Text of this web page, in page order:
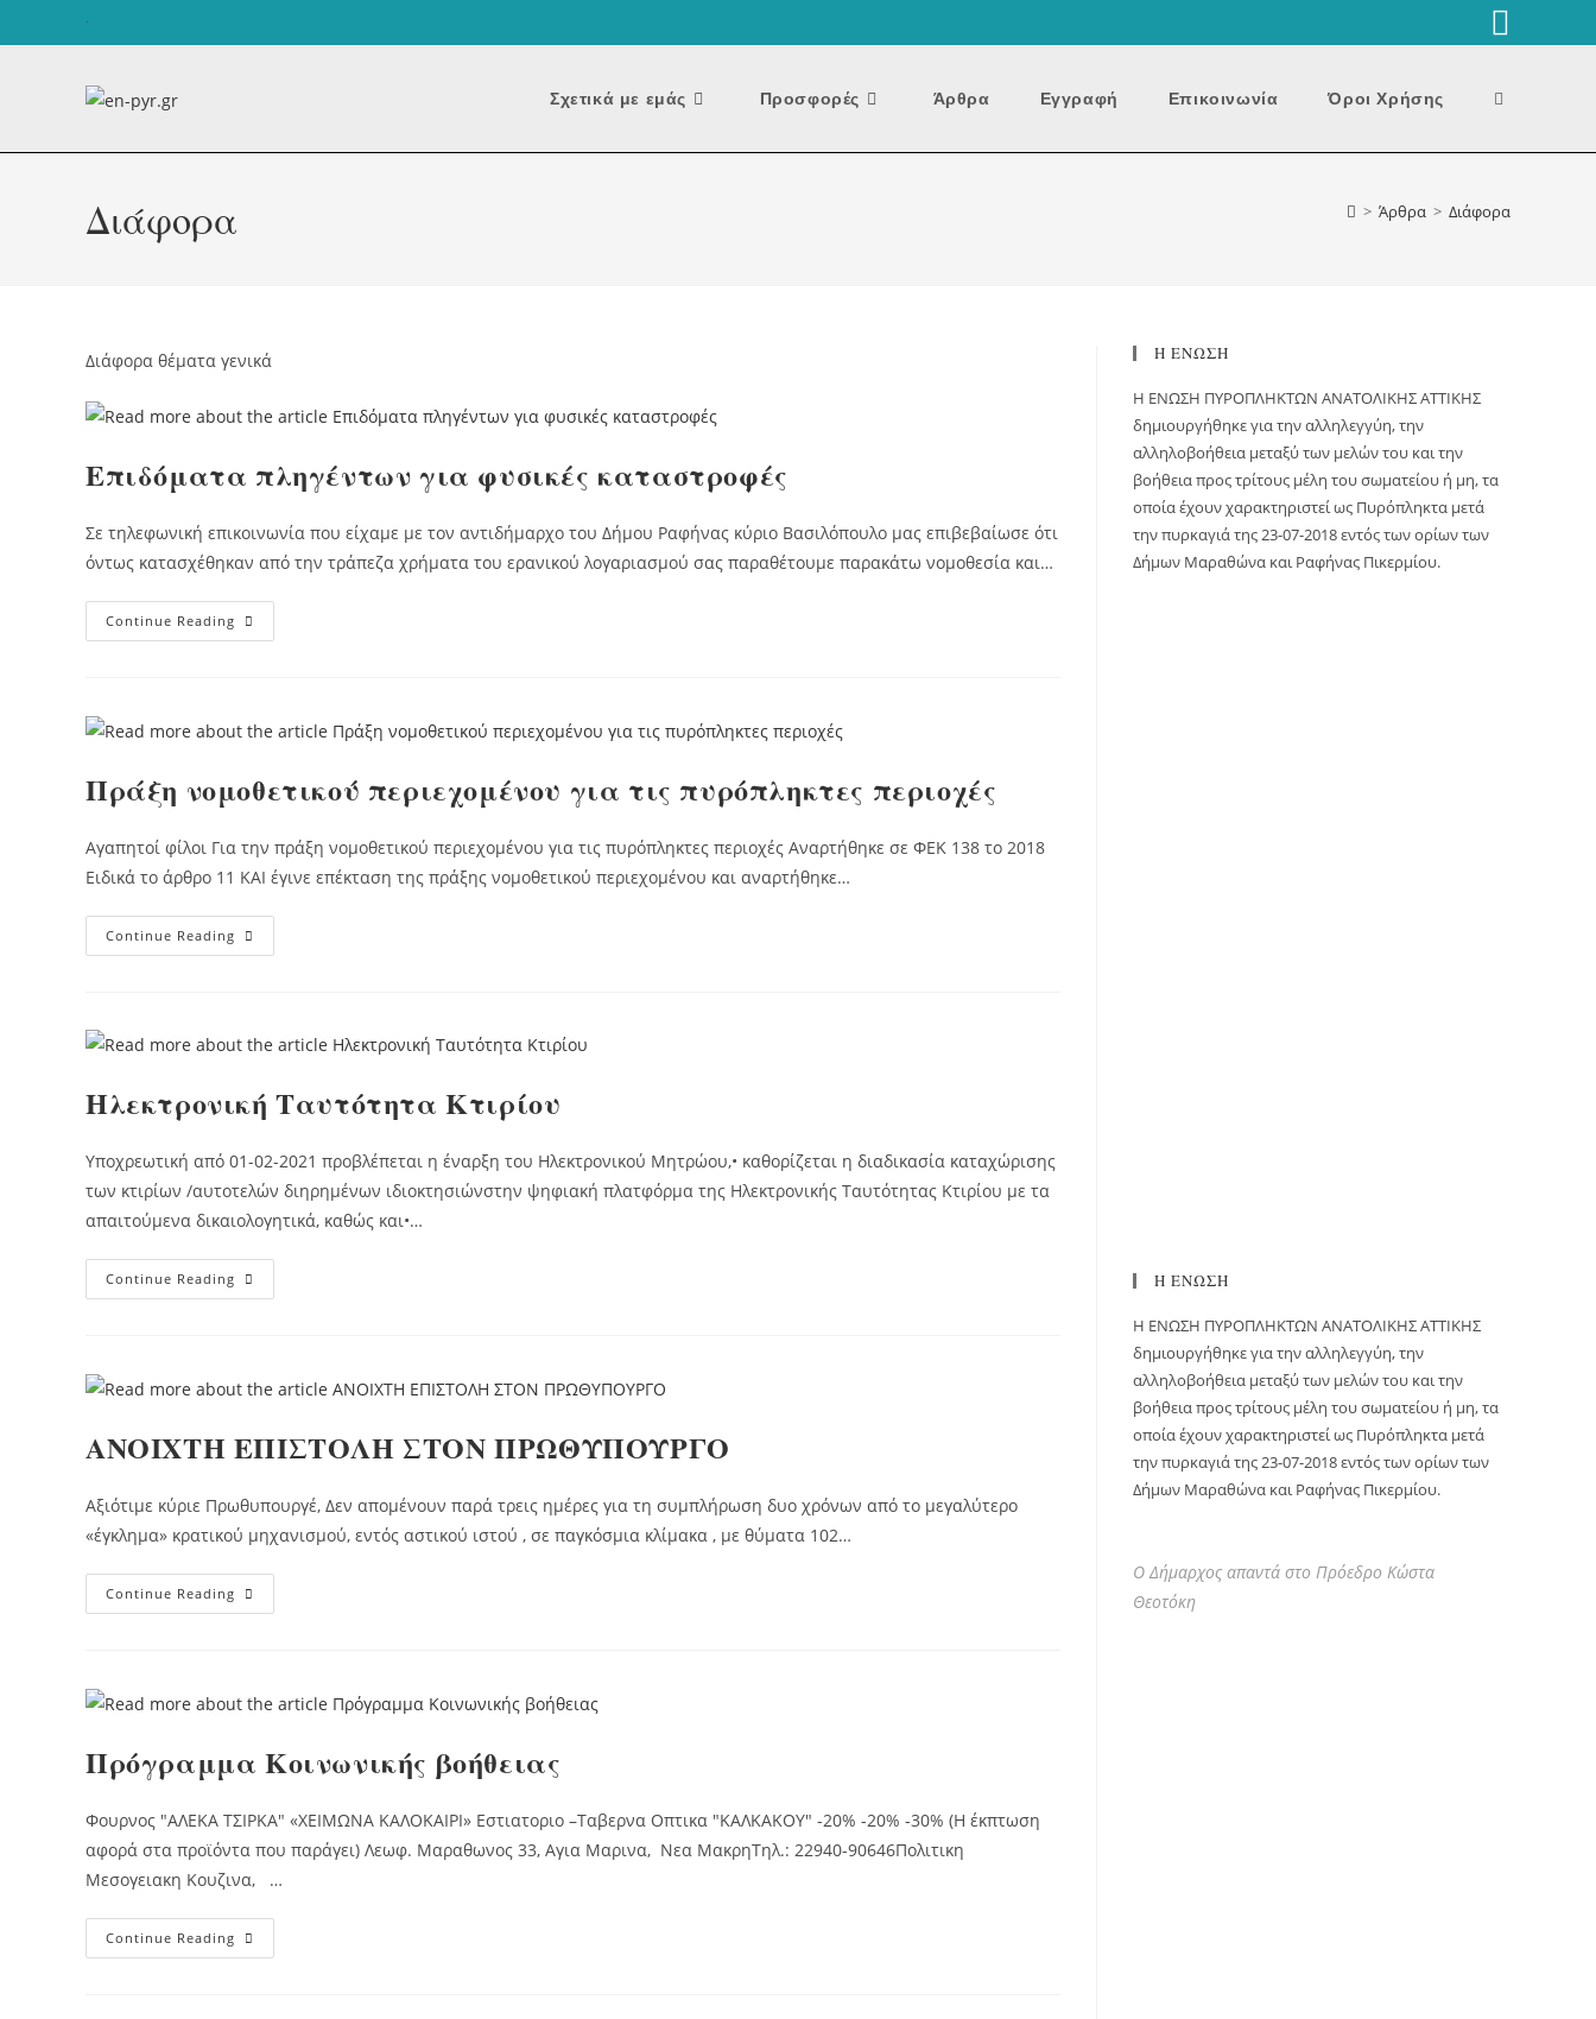
to
.
Σχετικά με εμάς Προσφορές Άρθρα Εγγραφή Επικοινωνία Όροι Χρήσης Toggle
Διάφορα > Άρθρα > Διάφορα
Διάφορα θέματα γενικά
Επιδόματα πληγέντων για φυσικές καταστροφές
Σε τηλεφωνική επικοινωνία που είχαμε με τον αντιδήμαρχο του Δήμου Ραφήνας κύριο Βασιλόπουλο μας επιβεβαίωσε ότι
όντως κατασχέθηκαν από την τράπεζα χρήματα του ερανικού λογαριασμού σας παραθέτουμε παρακάτω νομοθεσία και…
Continue Reading Επιδόματα
Πληγέντων
Πράξη νομοθετικού περιεχομένου για τις πυρόπληκτες περιοχές
Αγαπητοί φίλοι Για την πράξη νομοθετικού περιεχομένου για τις πυρόπληκτες περιοχές Αναρτήθηκε σε ΦΕΚ 138 το 2018
Ειδικά το άρθρο 11 ΚΑΙ έγινε επέκταση της πράξης νομοθετικού περιεχομένου και αναρτήθηκε…
Continue Reading Πράξη
Νομοθετικού
Περιοχές
Ηλεκτρονική Ταυτότητα Κτιρίου
Υποχρεωτική από 01-02-2021 προβλέπεται η έναρξη του Ηλεκτρονικού Μητρώου,• καθορίζεται η διαδικασία καταχώρισης
των κτιρίων /αυτοτελών διηρημένων ιδιοκτησιώνστην ψηφιακή πλατφόρμα της Ηλεκτρονικής Ταυτότητας Κτιρίου με τα
απαιτούμενα δικαιολογητικά, καθώς και•…
Continue Reading Ηλεκτρονική
Ταυτότητα
ΑΝΟΙΧΤΗ ΕΠΙΣΤΟΛΗ ΣΤΟΝ ΠΡΩΘΥΠΟΥΡΓΟ
Αξιότιμε κύριε Πρωθυπουργέ, Δεν απομένουν παρά τρεις ημέρες για τη συμπλήρωση δυο χρόνων από το μεγαλύτερο
«έγκλημα» κρατικού μηχανισμού, εντός αστικού ιστού , σε παγκόσμια κλίμακα , με θύματα 102…
Continue Reading ΑΝΟΙΧΤΗ
ΕΠΙΣΤΟΛΗ
Πρόγραμμα Κοινωνικής βοήθειας
Φουρνος "ΑΛΕΚΑ ΤΣΙΡΚΑ" «ΧΕΙΜΩΝΑ ΚΑΛΟΚΑΙΡΙ» Εστιατοριο –Ταβερνα Οπτικα "ΚΑΛΚΑΚΟΥ" -20% -20% -30% (Η έκπτωση
αφορά στα προϊόντα που παράγει) Λεωφ. Μαραθωνος 33, Αγια Μαρινα, Νεα ΜακρηΤηλ.: 22940-90646Πολιτικη
Μεσογειακη Κουζινα, …
Continue Reading Πρόγραμμα
Κοινωνικής
Η ΕΝΩΣΗ
H ΕΝΩΣΗ ΠΥΡΟΠΛΗΚΤΩΝ ΑΝΑΤΟΛΙΚΗΣ ΑΤΤΙΚΗΣ
δημιουργήθηκε για την αλληλεγγύη, την
αλληλοβοήθεια μεταξύ των μελών του και την
βοήθεια προς τρίτους μέλη του σωματείου ή μη, τα
οποία έχουν χαρακτηριστεί ως Πυρόπληκτα μετά
την πυρκαγιά της 23-07-2018 εντός των ορίων των
Δήμων Μαραθώνα και Ραφήνας Πικερμίου.
Η ΕΝΩΣΗ
H ΕΝΩΣΗ ΠΥΡΟΠΛΗΚΤΩΝ ΑΝΑΤΟΛΙΚΗΣ ΑΤΤΙΚΗΣ
δημιουργήθηκε για την αλληλεγγύη, την
αλληλοβοήθεια μεταξύ των μελών του και την
βοήθεια προς τρίτους μέλη του σωματείου ή μη, τα
οποία έχουν χαρακτηριστεί ως Πυρόπληκτα μετά
την πυρκαγιά της 23-07-2018 εντός των ορίων των
Δήμων Μαραθώνα και Ραφήνας Πικερμίου.
Ο Δήμαρχος απαντά στο Πρόεδρο Κώστα
Θεοτόκη